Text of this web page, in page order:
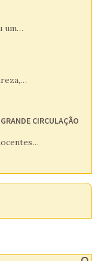
um…
CIRCULAÇÃO